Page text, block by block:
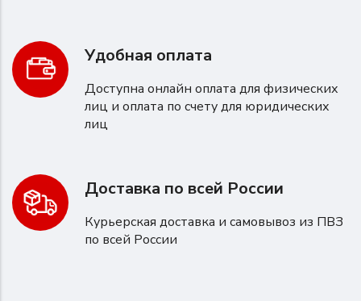
Удобная оплата
Доступна онлайн оплата для физических
лиц и оплата по счету для юридических
лиц
Доставка по всей России
Курьерская доставка и самовывоз из ПВЗ
по всей России